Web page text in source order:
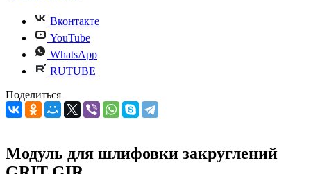
Вконтакте
YouTube
WhatsApp
RUTUBE
Поделиться
Модуль для шлифовки закруглений